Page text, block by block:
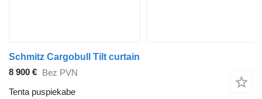
Schmitz Cargobull Tilt curtain
8 900 € Bez PVN
Tenta puspiekabe